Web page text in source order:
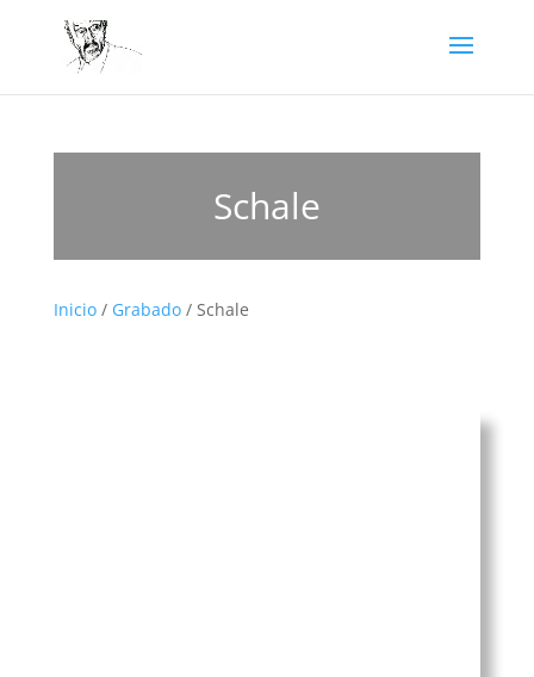
Schale
Inicio/ Grabado/ Schale